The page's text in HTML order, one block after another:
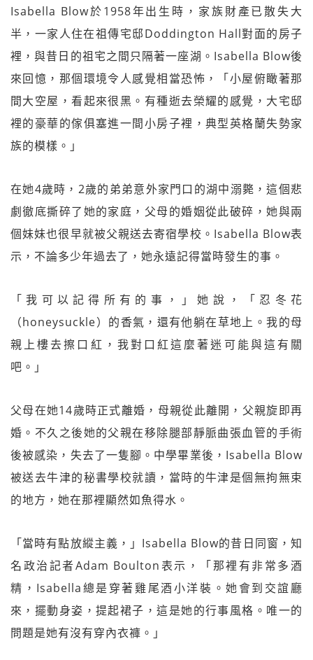
Isabella Blow於1958年出生時，家族財產已散失大
半，一家人住在祖傳宅邸Doddington Hall對面的房子
裡，與昔日的祖宅之間只隔著一座湖。Isabella Blow後
來回憶，那個環境令人感覺相當恐怖，「小屋俯瞰著那
間大空屋，看起來很黑。有種逝去榮耀的感覺，大宅邸
裡的豪華的傢俱塞進一間小房子裡，典型英格蘭失勢家
族的模樣。」
在她4歲時，2歲的弟弟意外家門口的湖中溺斃，這個悲
劇徹底撕碎了她的家庭，父母的婚姻從此破碎，她與兩
個妹妹也很早就被父親送去寄宿學校。Isabella Blow表
示，不論多少年過去了，她永遠記得當時發生的事。
「我可以記得所有的事，」她說，「忍冬花
（honeysuckle）的香氣，還有他躺在草地上。我的母
親上樓去擦口紅，我對口紅這麼著迷可能與這有關
吧。」
父母在她14歲時正式離婚，母親從此離開，父親旋即再
婚。不久之後她的父親在移除腿部靜脈曲張血管的手術
後被感染，失去了一隻腳。中學畢業後，Isabella Blow
被送去牛津的秘書學校就讀，當時的牛津是個無拘無束
的地方，她在那裡顯然如魚得水。
「當時有點放縱主義，」Isabella Blow的昔日同窗，知
名政治記者Adam Boulton表示，「那裡有非常多酒
精，Isabella總是穿著雞尾酒小洋裝。她會到交誼廳
來，擺動身姿，提起裙子，這是她的行事風格。唯一的
問題是她有沒有穿內衣褲。」